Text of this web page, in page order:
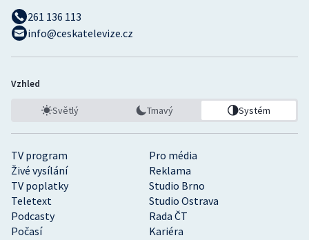
TV program
Pro média
Živé vysílání
Reklama
TV poplatky
Studio Brno
Teletext
Studio Ostrava
Podcasty
Rada ČT
Počasí
Kariéra
261 136 113
info@ceskatelevize.cz
Vzhled
Světlý Tmavý Systém